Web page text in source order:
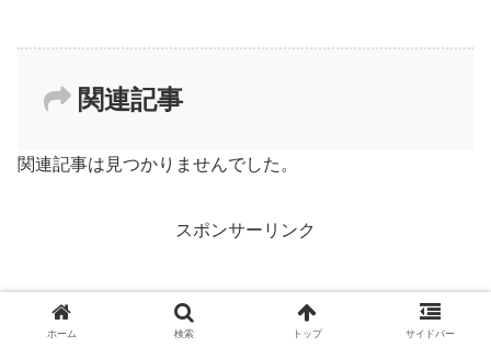
関連記事
関連記事は見つかりませんでした。
スポンサーリンク
ホーム 検索 トップ サイドバー